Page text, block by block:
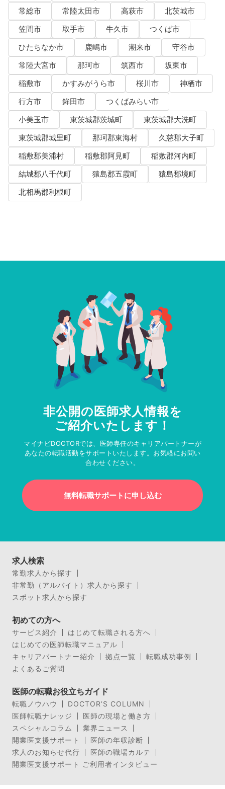
常総市
常陸太田市 高萩市
北茨城市
笠間市
取手市 牛久市
つくば市
ひたちなか市
鹿嶋市 潮来市
守谷市
常陸大宮市
那珂市 筑西市
坂東市
稲敷市
かすみがうら市 桜川市
神栖市
行方市
鉾田市
つくばみらい市
小美玉市
東茨城郡茨城町
東茨城郡大洗町
東茨城郡城里町
那珂郡東海村
久慈郡大子町
稲敷郡美浦村
稲敷郡阿見町
稲敷郡河内町
結城郡八千代町
猿島郡五霞町
猿島郡境町
北相馬郡利根町
非公開の医師求人情報を
ご紹介いたします！
マイナビDOCTORでは、医師専任のキャリアパートナーが
あなたの転職活動をサポートいたします。お気軽にお問い
合わせください。
無料転職サポートに申し込む
求人検索
常勤求人から探す
非常勤（アルバイト）求人から探す
スポット求人から探す
初めての方へ
サービス紹介
はじめて転職される方へ
はじめての医師転職マニュアル
キャリアパートナー紹介
拠点一覧
転職成功事例
よくあるご質問
医師の転職お役立ちガイド
転職ノウハウ
DOCTOR’S COLUMN
医師転職ナレッジ
医師の現場と働き方
スペシャルコラム
業界ニュース
開業医支援サポート
医師の年収診断
求人のお知らせ代行
医師の職場カルテ
開業医支援サポート ご利用者インタビュー